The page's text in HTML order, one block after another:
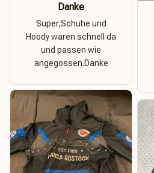
Danke
Super,Schuhe und
Hoody waren schnell da
und passen wie
angegossen.Danke